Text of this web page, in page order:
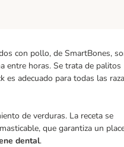
con pollo, de SmartBones,
entre horas. Se trata de palitos
es adecuado para todas las
de verduras. La receta se
masticable, que garantiza un
dental.